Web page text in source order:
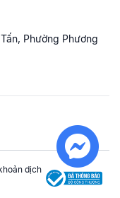
Phường Phương
dịch